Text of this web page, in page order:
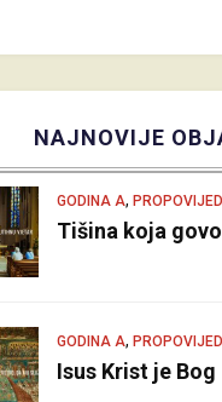
NAJNOVIJE
GODINA A,
Tišina koja
GODINA A,
Isus Krist je Bog